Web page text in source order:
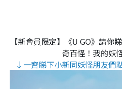
【新會員限定】《U GO》請你
奇百怪！我的妖
↓一齊睇下小新同妖怪朋友們